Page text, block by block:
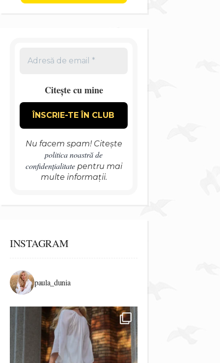
Citește cu mine
Nu facem spam! Citește
politica noastră de
confidențialitatepentru mai
multe informații.
INSTAGRAM
paula_dunia